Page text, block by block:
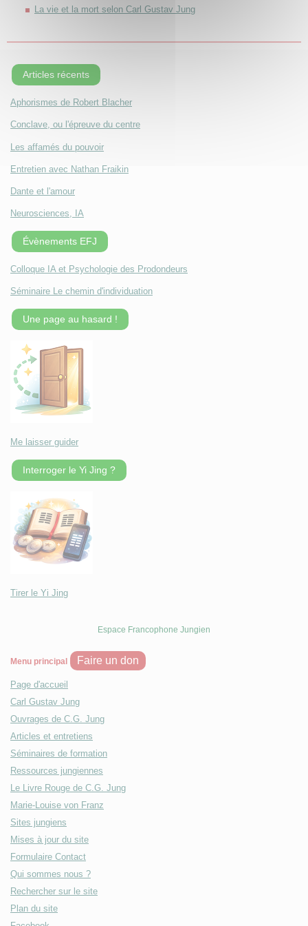
La vie et la mort selon Carl Gustav Jung
Articles récents
Aphorismes de Robert Blacher
Conclave, ou l'épreuve du centre
Les affamés du pouvoir
Entretien avec Nathan Fraikin
Dante et l'amour
Neurosciences, IA
Évènements EFJ
Colloque IA et Psychologie des Prodondeurs
Séminaire Le chemin d'individuation
Une page au hasard !
Me laisser guider
Interroger le Yi Jing ?
Tirer le Yi Jing
Espace Francophone Jungien
Menu principal Faire un don
Page d'accueil
Carl Gustav Jung
Ouvrages de C.G. Jung
Articles et entretiens
Séminaires de formation
Ressources jungiennes
Le Livre Rouge de C.G. Jung
Marie-Louise von Franz
Sites jungiens
Mises à jour du site
Formulaire Contact
Qui sommes nous ?
Rechercher sur le site
Plan du site